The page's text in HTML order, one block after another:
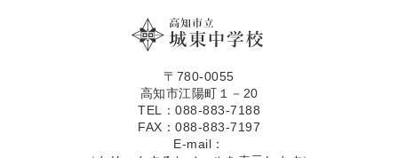
〒780-0055
高知市江陽町１－20
TEL：088-883-7188
FAX：088-883-7197
E-mail：